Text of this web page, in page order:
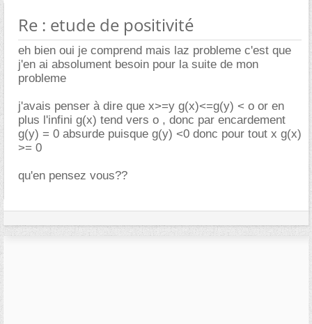
Re : etude de positivité
eh bien oui je comprend mais laz probleme c'est que
j'en ai absolument besoin pour la suite de mon
probleme
j'avais penser à dire que x>=y g(x)<=g(y) < o or en
plus l'infini g(x) tend vers o , donc par encardement
g(y) = 0 absurde puisque g(y) <0 donc pour tout x g(x)
>= 0
qu'en pensez vous??